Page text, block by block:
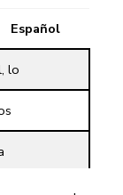
Español
lo